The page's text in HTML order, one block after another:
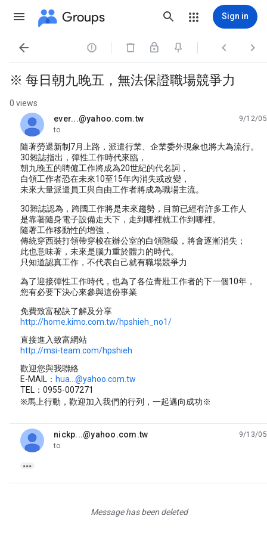
Groups Sign in
   
※ 每日朝九晚五，無法保證職場競爭力
0 views
ever...@yahoo.com.tw
unread,
9/12/05
to
隨著勞退新制7月上路，派遣行業、企業委外現象也將大為流行。
30雜誌指出，彈性工作時代來臨，
朝九晚五的聘僱工作將成為20世紀的代名詞，
白領工作者恐在未來10至15年內消失或改變，
未來大量派遣員工與自由工作者將成為職場主流。
30雜誌認為，跨國工作將是未來趨勢，目前已經有許多工作人
是靠著隨身電子設備走天下，走到哪裡就工作到哪裡。
隨著工作移動性的增強，
傳統穿西裝打領帶穿梭在辦公室的白領階級，將會逐漸消失；
此也意味著，未來是腦力重於體力的時代。
只知道認真工作，不代表自己就有職場競爭力
為了迎接彈性工作時代，也為了各位青壯工作者的下一個10年，
您有必要下決心來參與這份事業
免費致富秘訣了解及分享
http://home.kimo.com.tw/hpshieh_no1/
直接進入致富網站
http://msi-team.com/hpshieh
歡迎您與我聯絡
E-MAIL： hua...@yahoo.com.tw
TEL：0955-007271
※馬上行動，歡迎加入我們的行列，一起邁向成功※
nickp...@yahoo.com.tw
unread,
9/13/05
to

Message has been deleted